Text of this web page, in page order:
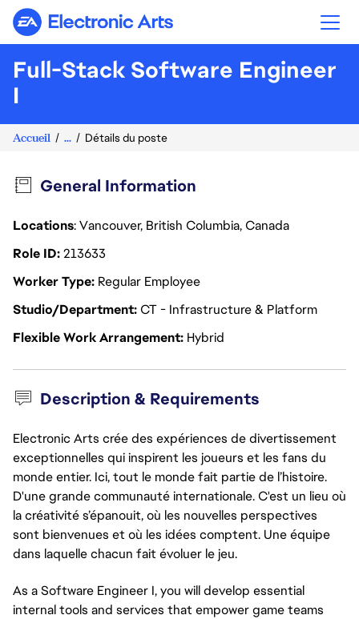
Electronic Arts
Full-Stack Software Engineer
I
Accueil ... Détails du poste
General Information
Locations: Vancouver, British Columbia, Canada
Role ID213633
Worker Type Regular Employee
Studio/DepartmentCT - Infrastructure & Platform
Flexible Work Arrangement Hybrid
Description & Requirements
Electronic Arts crée des expériences de divertissement
exceptionnelles qui inspirent les joueurs et les fans du
monde entier. Ici, tout le monde fait partie de l’histoire.
D'une grande communauté internationale. C'est un lieu où
la créativité s’épanouit, où les nouvelles perspectives
sont bienvenues et où les idées comptent. Une équipe
dans laquelle chacun fait évoluer le jeu.
As a Software Engineer I, you will develop essential
internal tools and services that empower game teams